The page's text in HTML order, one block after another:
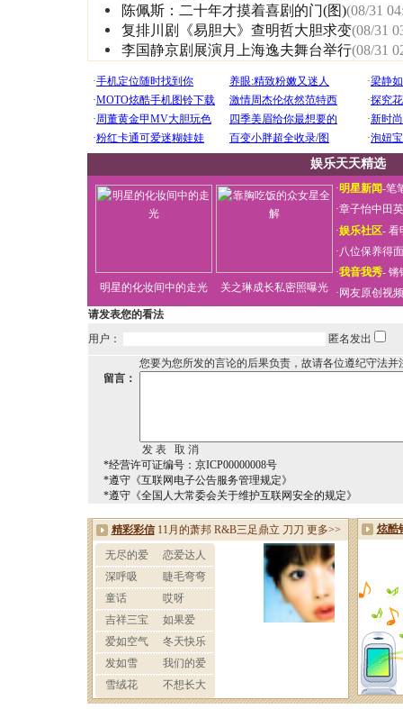
陈佩斯：二十年才摸着喜剧的门(图)(08/31
复排川剧《易胆大》查明哲大胆求变(08/31
李国静京剧展演月上海逸夫舞台举行(08/31
娱乐天天精选
明星的化妆间中的走光 关之琳成长私密照曝光
·明星新闻-笔
·章子怡中田
·娱乐社区- 看
·八位保养得
·我音我秀- 锵
· 网友原创视
请发表您的看法
用户：
匿名发出
您要为您所发的言论的后果负责，故请各位遵纪守法并
留言：
*经营许可证编号：京ICP00000008号
*遵守《互联网电子公告服务管理规定》
*遵守《全国人大常委会关于维护互联网安全的规定》